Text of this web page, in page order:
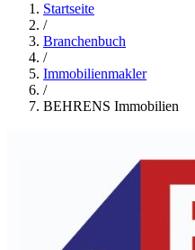
Startseite
/
Branchenbuch
/
Immobilienmakler
/
BEHRENS Immobilien